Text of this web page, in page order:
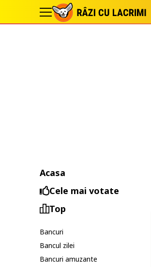
Acasa
Cele mai votate
Top
Bancuri
Bancul zilei
Bancuri amuzante